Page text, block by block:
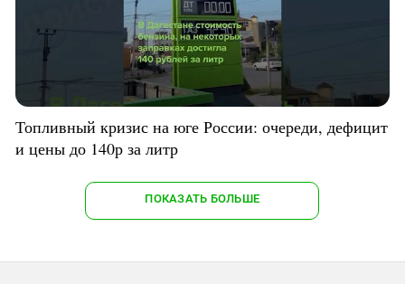
Топливный кризис на юге России: очереди, дефицит
и цены до 140р за литр
ПОКАЗАТЬ БОЛЬШЕ